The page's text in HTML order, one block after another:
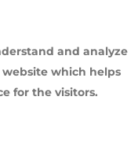
and analyze
which helps
for the visitors.